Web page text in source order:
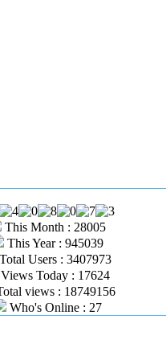
This Month : 28005
This Year : 945039
Total Users : 3407973
Views Today : 17624
views : 18749156
Who's Online : 27